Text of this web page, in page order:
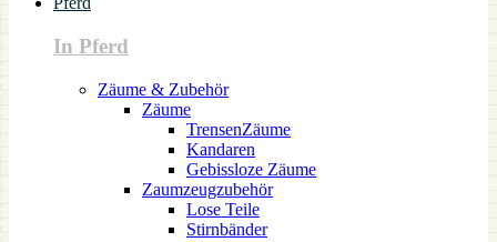
In Pferd
Zäume & Zubehör
Zäume
TrensenZäume
Kandaren
Gebissloze Zäume
Zaumzeugzubehör
Lose Teile
Stirnbänder